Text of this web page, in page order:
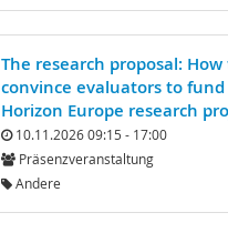
The research proposal: How
convince evaluators to
Horizon Europe research
10.11.2026 09:15 - 17:00
Präsenzveranstaltung
Andere